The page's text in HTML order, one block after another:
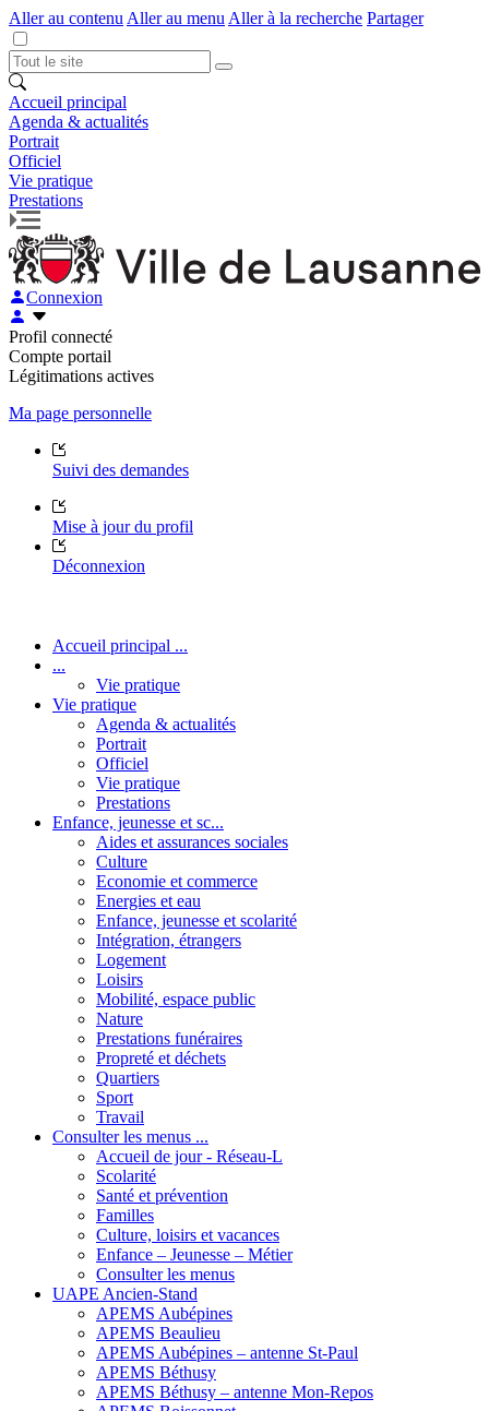
Aller au contenu Aller au menu Aller à la recherche Partager
Accueil principal
Agenda & actualités
Portrait
Officiel
Vie pratique
Prestations
Connexion
Profil connecté
Compte portail
Légitimations actives
Ma page personnelle
Suivi des demandes
Mise à jour du profil
Déconnexion
Accueil principal ...
...
Vie pratique
Vie pratique
Agenda & actualités
Portrait
Officiel
Vie pratique
Prestations
Enfance, jeunesse et sc...
Aides et assurances sociales
Culture
Economie et commerce
Energies et eau
Enfance, jeunesse et scolarité
Intégration, étrangers
Logement
Loisirs
Mobilité, espace public
Nature
Prestations funéraires
Propreté et déchets
Quartiers
Sport
Travail
Consulter les menus ...
Accueil de jour - Réseau-L
Scolarité
Santé et prévention
Familles
Culture, loisirs et vacances
Enfance – Jeunesse – Métier
Consulter les menus
UAPE Ancien-Stand
APEMS Aubépines
APEMS Beaulieu
APEMS Aubépines – antenne St-Paul
APEMS Béthusy
APEMS Béthusy – antenne Mon-Repos